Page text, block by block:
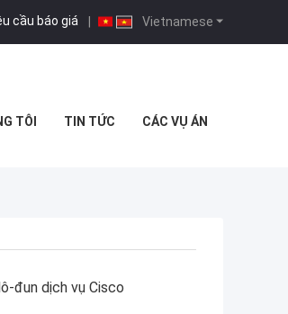
Vietnamese
cầu báo giá |
TÔI TIN TỨC CÁC VỤ ÁN
đun dịch vụ Cisco